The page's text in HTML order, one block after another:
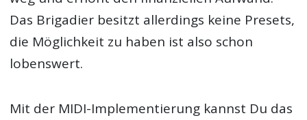
Das Brigadier besitzt allerdings keine Presets,
die Möglichkeit zu haben ist also schon
lobenswert.
Mit der MIDI-Implementierung kannst Du das